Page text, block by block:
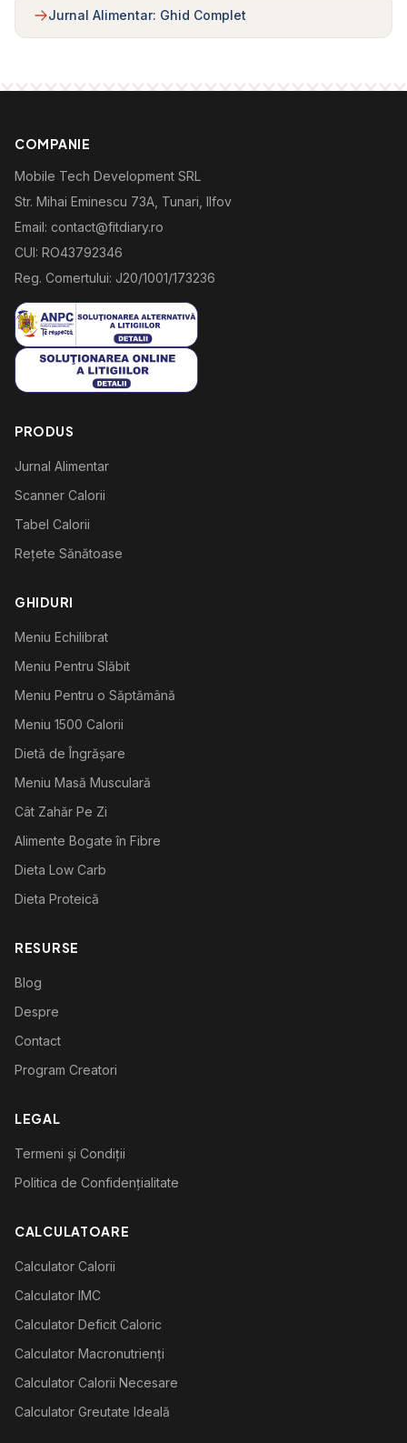
Jurnal Alimentar: Ghid Complet
COMPANIE
Mobile Tech Development SRL
Str. Mihai Eminescu 73A, Tunari, Ilfov
Email: contact@fitdiary.ro
CUI: RO43792346
Reg. Comertului: J20/1001/173236
PRODUS
Jurnal Alimentar
Scanner Calorii
Tabel Calorii
Rețete Sănătoase
GHIDURI
Meniu Echilibrat
Meniu Pentru Slăbit
Meniu Pentru o Săptămână
Meniu 1500 Calorii
Dietă de Îngrășare
Meniu Masă Musculară
Cât Zahăr Pe Zi
Alimente Bogate în Fibre
Dieta Low Carb
Dieta Proteică
RESURSE
Blog
Despre
Contact
Program Creatori
LEGAL
Termeni și Condiții
Politica de Confidențialitate
CALCULATOARE
Calculator Calorii
Calculator IMC
Calculator Deficit Caloric
Calculator Macronutrienți
Calculator Calorii Necesare
Calculator Greutate Ideală